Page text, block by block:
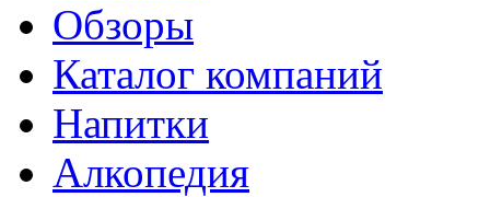
Обзоры
Каталог компаний
Напитки
Алкопедия